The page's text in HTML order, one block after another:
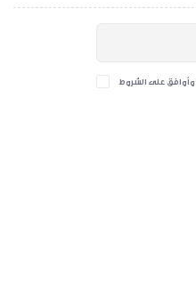
وأوافق على الشروط